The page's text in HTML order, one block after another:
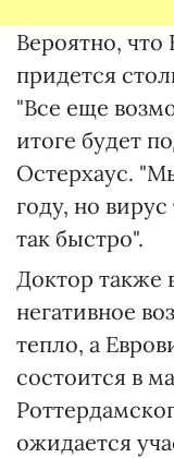
Вероятно,
придется
"Все еще
итоге будет
Остерхаус.
году, но
так быстро".
Доктор также
негативное
тепло, а
состоится в
ожидается